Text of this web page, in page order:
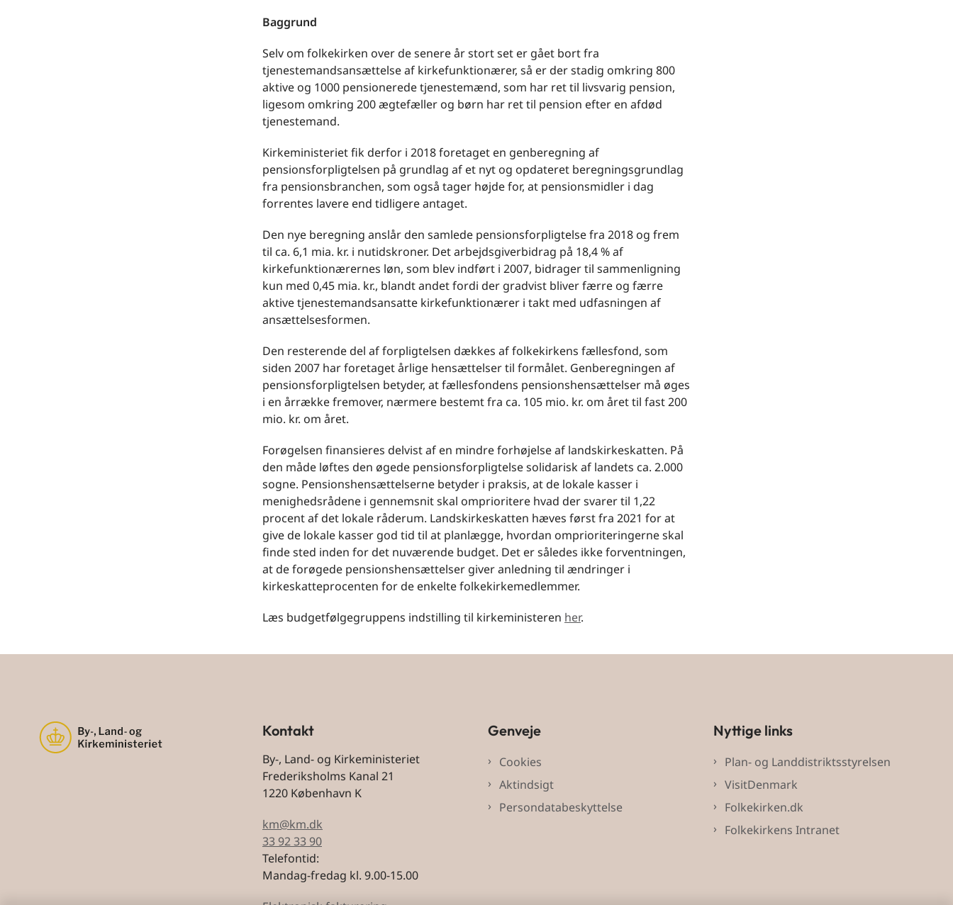
Baggrund
Selv om folkekirken over de senere år stort set er gået bort fra
tjenestemandsansættelse af kirkefunktionærer, så er der stadig omkring 800
aktive og 1000 pensionerede tjenestemænd, som har ret til livsvarig pension,
ligesom omkring 200 ægtefæller og børn har ret til pension efter en afdød
tjenestemand.
Kirkeministeriet fik derfor i 2018 foretaget en genberegning af
pensionsforpligtelsen på grundlag af et nyt og opdateret beregningsgrundlag
fra pensionsbranchen, som også tager højde for, at pensionsmidler i dag
forrentes lavere end tidligere antaget.
Den nye beregning anslår den samlede pensionsforpligtelse fra 2018 og frem
til ca. 6,1 mia. kr. i nutidskroner. Det arbejdsgiverbidrag på 18,4 % af
kirkefunktionærernes løn, som blev indført i 2007, bidrager til sammenligning
kun med 0,45 mia. kr., blandt andet fordi der gradvist bliver færre og færre
aktive tjenestemandsansatte kirkefunktionærer i takt med udfasningen af
ansættelsesformen.
Den resterende del af forpligtelsen dækkes af folkekirkens fællesfond, som
siden 2007 har foretaget årlige hensættelser til formålet. Genberegningen af
pensionsforpligtelsen betyder, at fællesfondens pensionshensættelser må øges
i en årrække fremover, nærmere bestemt fra ca. 105 mio. kr. om året til fast 200
mio. kr. om året.
Forøgelsen finansieres delvist af en mindre forhøjelse af landskirkeskatten. På
den måde løftes den øgede pensionsforpligtelse solidarisk af landets ca. 2.000
sogne. Pensionshensættelserne betyder i praksis, at de lokale kasser i
menighedsrådene i gennemsnit skal omprioritere hvad der svarer til 1,22
procent af det lokale råderum. Landskirkeskatten hæves først fra 2021 for at
give de lokale kasser god tid til at planlægge, hvordan omprioriteringerne skal
finde sted inden for det nuværende budget. Det er således ikke forventningen,
at de forøgede pensionshensættelser giver anledning til ændringer i
kirkeskatteprocenten for de enkelte folkekirkemedlemmer.
Læs budgetfølgegruppens indstilling til kirkeministeren her.
Kontakt
By-, Land- og Kirkeministeriet
Frederiksholms Kanal 21
1220 København K
km@km.dk
33 92 33 90
Telefontid:
Mandag-fredag kl. 9.00-15.00
Genveje
Cookies
Aktindsigt
Persondatabeskyttelse
Nyttige links
Plan- og Landdistriktsstyrelsen
VisitDenmark
Folkekirken.dk
Folkekirkens Intranet